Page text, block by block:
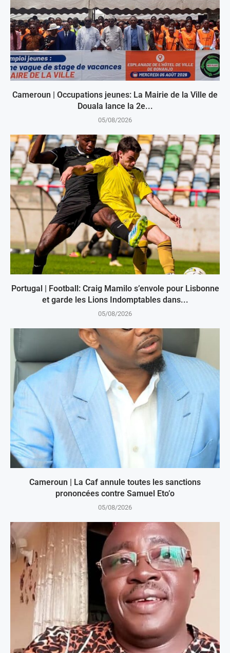
Cameroun | Occupations jeunes: La Mairie de la Ville de
Douala lance la 2e...
05/08/2026
Portugal | Football: Craig Mamilo s’envole pour Lisbonne
et garde les Lions Indomptables dans...
05/08/2026
Cameroun | La Caf annule toutes les sanctions
prononcées contre Samuel Eto’o
05/08/2026